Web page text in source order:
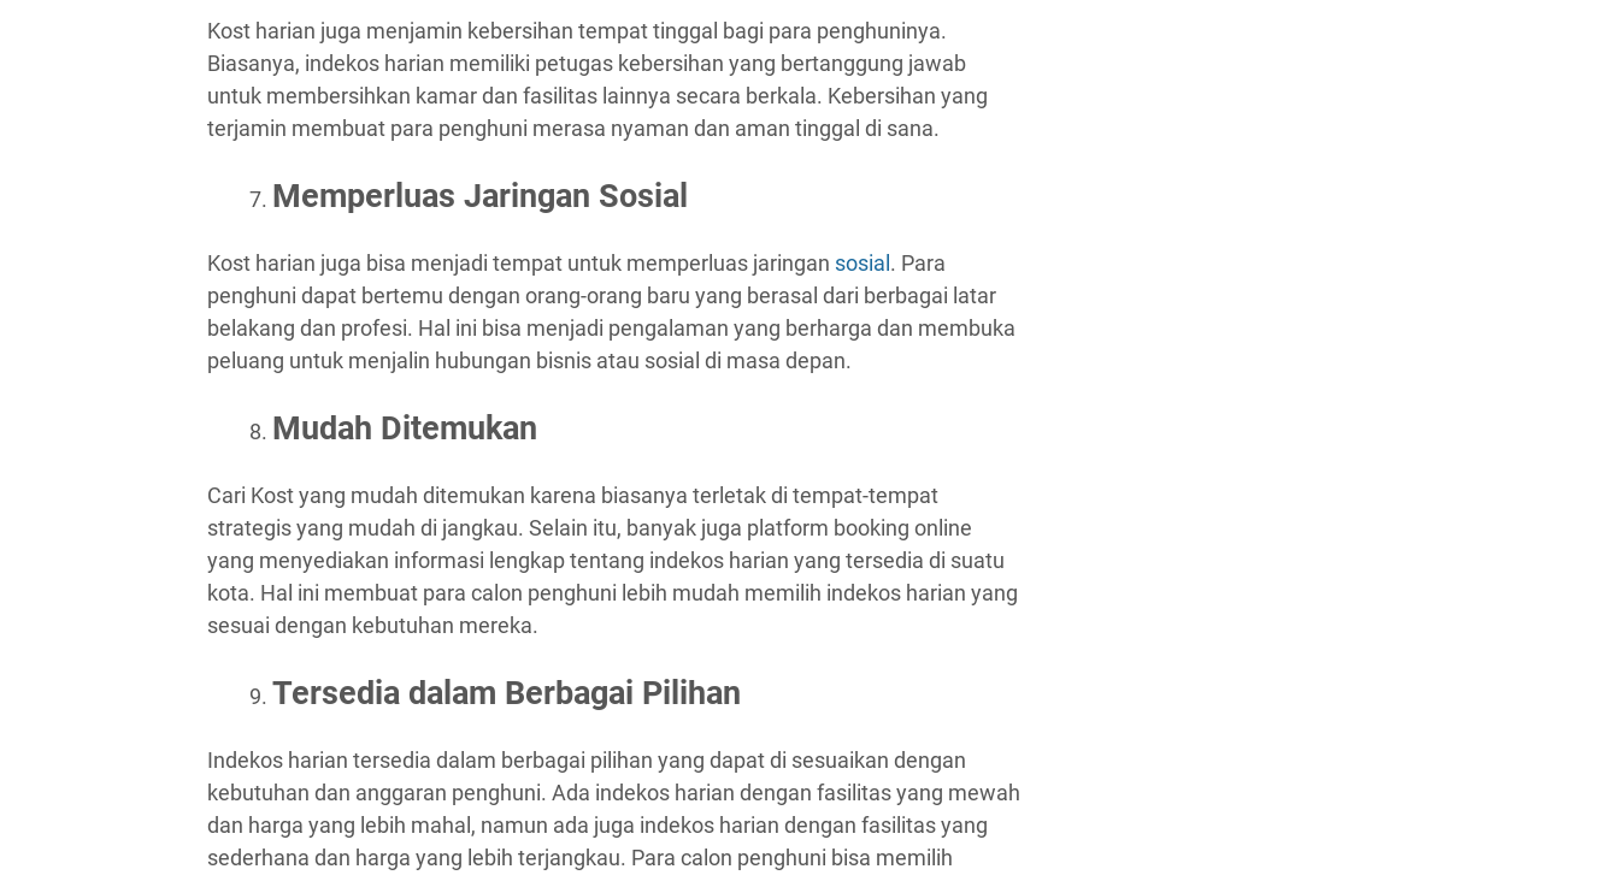
Kost harian juga menjamin kebersihan tempat tinggal bagi para penghuninya.
Biasanya, indekos harian memiliki petugas kebersihan yang bertanggung jawab
untuk membersihkan kamar dan fasilitas lainnya secara berkala. Kebersihan yang
terjamin membuat para penghuni merasa nyaman dan aman tinggal di sana.
Memperluas Jaringan Sosial
Kost harian juga bisa menjadi tempat untuk memperluas jaringan sosial . Para
penghuni dapat bertemu dengan orang-orang baru yang berasal dari berbagai latar
belakang dan profesi. Hal ini bisa menjadi pengalaman yang berharga dan membuka
peluang untuk menjalin hubungan bisnis atau sosial di masa depan.
Mudah Ditemukan
Cari Kost yang mudah ditemukan karena biasanya terletak di tempat-tempat
strategis yang mudah di jangkau. Selain itu, banyak juga platform booking online
yang menyediakan informasi lengkap tentang indekos harian yang tersedia di suatu
kota. Hal ini membuat para calon penghuni lebih mudah memilih indekos harian yang
sesuai dengan kebutuhan mereka.
Tersedia dalam Berbagai Pilihan
Indekos harian tersedia dalam berbagai pilihan yang dapat di sesuaikan dengan
kebutuhan dan anggaran penghuni. Ada indekos harian dengan fasilitas yang mewah
dan harga yang lebih mahal, namun ada juga indekos harian dengan fasilitas yang
sederhana dan harga yang lebih terjangkau. Para calon penghuni bisa memilih